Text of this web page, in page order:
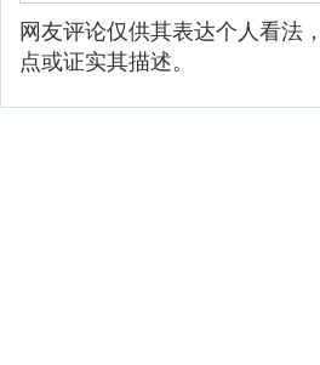
网友评论仅供其表达个人看法
点或证实其描述。